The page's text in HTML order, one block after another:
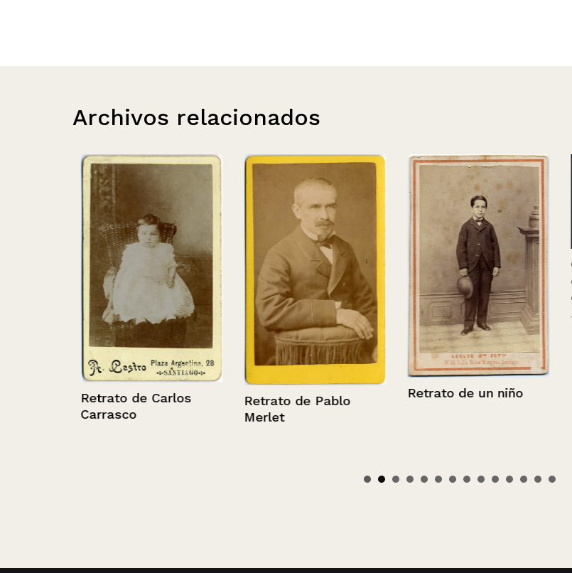
Archivos relacionados
Retrato de Carlos
Carrasco
Retrato de Pablo
Merlet
Retrato de un niño
11/